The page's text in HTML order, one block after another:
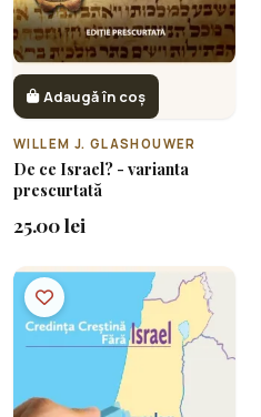
Adaugă în coș
WILLEM J. GLASHOUWER
De ce Israel? - varianta
prescurtată
25.00 lei